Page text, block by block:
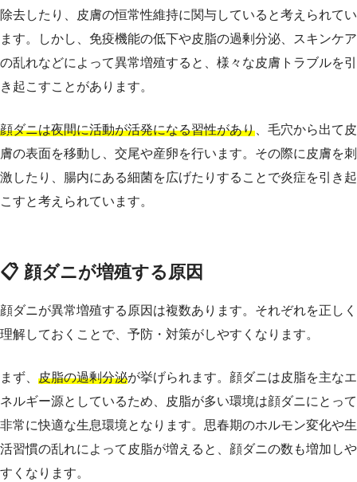
除去したり、皮膚の恒常性維持に関与していると考えられてい
ます。しかし、免疫機能の低下や皮脂の過剰分泌、スキンケア
の乱れなどによって異常増殖すると、様々な皮膚トラブルを引
き起こすことがあります。
顔ダニは夜間に活動が活発になる習性があり 、毛穴から出て皮
膚の表面を移動し、交尾や産卵を行います。その際に皮膚を刺
激したり、腸内にある細菌を広げたりすることで炎症を引き起
こすと考えられています。
📋 顔ダニが増殖する原因
顔ダニが異常増殖する原因は複数あります。それぞれを正しく
理解しておくことで、予防・対策がしやすくなります。
まず、 皮脂の過剰分泌が挙げられます。顔ダニは皮脂を主なエ
ネルギー源としているため、皮脂が多い環境は顔ダニにとって
非常に快適な生息環境となります。思春期のホルモン変化や生
活習慣の乱れによって皮脂が増えると、顔ダニの数も増加しや
すくなります。